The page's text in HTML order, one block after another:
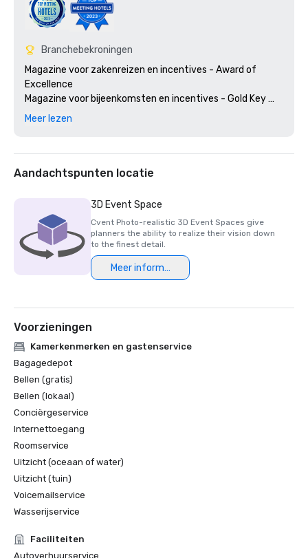
Branchebekroningen
Magazine voor zakenreizen en incentives - Award of
Excellence
Magazine voor bijeenkomsten en incentives - Gold Key
Award en Gold Platter Award
Meer lezen
Aandachtspunten locatie
3D Event Space
Cvent Photo-realistic 3D Event Spaces give
planners the ability to realize their vision down
to the finest detail.
Meer informatie
Voorzieningen
Kamerkenmerken en gastenservice
Bagagedepot
Bellen (gratis)
Bellen (lokaal)
Conciërgeservice
Internettoegang
Roomservice
Uitzicht (oceaan of water)
Uitzicht (tuin)
Voicemailservice
Wasserijservice
Faciliteiten
Autoverhuurservice